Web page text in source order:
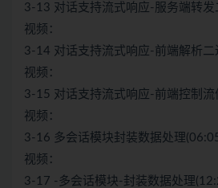
3-13 对话支持流式响应-服务端转发
视频：
3-14 对话支持流式响应-前端解析二
视频：
3-15 对话支持流式响应-前端控制流
视频：
3-16 多会话模块封装数据处理
视频：
3-17 -多会话模块-封装数据处理